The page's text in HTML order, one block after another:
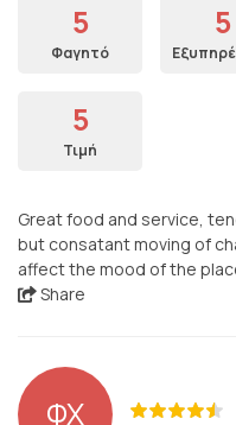
5
Φαγητό
5
5
Τιμή
Great food and service,
but consatant moving of
affect the mood of the
Share
ΦΧ